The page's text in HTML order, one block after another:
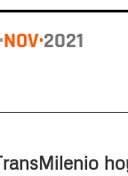
NOV 2021